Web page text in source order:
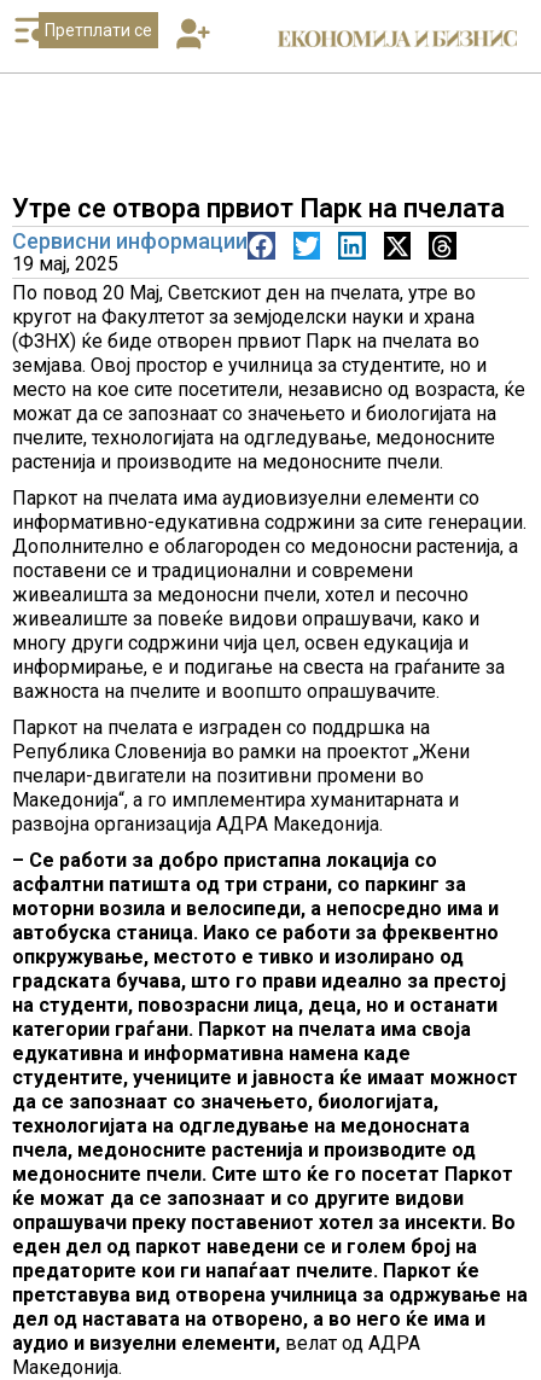
Претплати се
Утре се отвора првиот Парк на пчелата
Сервисни информации
19 мај, 2025
По повод 20 Мај, Светскиот ден на пчелата, утре во
кругот на Факултетот за земјоделски науки и храна
(ФЗНХ) ќе биде отворен првиот Парк на пчелата во
земјава. Овој простор е училница за студентите, но и
место на кое сите посетители, независно од возраста, ќе
можат да се запознаат со значењето и биологијата на
пчелите, технологијата на одгледување, медоносните
растенија и производите на медоносните пчели.
Паркот на пчелата има аудиовизуелни елементи со
информативно-едукативна содржини за сите генерации.
Дополнително е облагороден со медоносни растенија, а
поставени се и традиционални и современи
живеалишта за медоносни пчели, хотел и песочно
живеалиште за повеќе видови опрашувачи, како и
многу други содржини чија цел, освен едукација и
информирање, е и подигање на свеста на граѓаните за
важноста на пчелите и воопшто опрашувачите.
Паркот на пчелата е изграден со поддршка на
Република Словенија во рамки на проектот „Жени
пчелари-двигатели на позитивни промени во
Македонија“, а го имплементира хуманитарната и
развојна организација АДРА Македонија.
– Се работи за добро пристапна локација со
асфалтни патишта од три страни, со паркинг за
моторни возила и велосипеди, а непосредно има и
автобуска станица. Иако се работи за фреквентно
опкружување, местото е тивко и изолирано од
градската бучава, што го прави идеално за престој
на студенти, повозрасни лица, деца, но и останати
категории граѓани. Паркот на пчелата има своја
едукативна и информативна намена каде
студентите, учениците и јавноста ќе имаат можност
да се запознаат со значењето, биологијата,
технологијата на одгледување на медоносната
пчела, медоносните растенија и производите од
медоносните пчели. Сите што ќе го посетат Паркот
ќе можат да се запознаат и со другите видови
опрашувачи преку поставениот хотел за инсекти. Во
еден дел од паркот наведени се и голем број на
предаторите кои ги напаѓаат пчелите. Паркот ќе
претставува вид отворена училница за одржување на
дел од наставата на отворено, а во него ќе има и
аудио и визуелни елементи, велат од АДРА
Македонија.